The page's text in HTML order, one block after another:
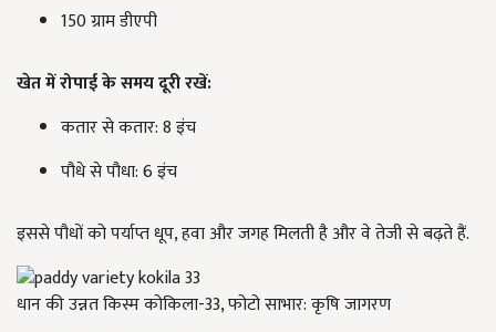
150 ग्राम डीएपी
खेत में रोपाई के समय दूरी रखें:
कतार से कतार: 8 इंच
पौधे से पौधा: 6 इंच
इससे पौधों को पर्याप्त धूप, हवा और जगह मिलती है और वे तेजी से बढ़ते हैं.
धान की उन्नत किस्म कोकिला-33, फोटो साभार: कृषि जागरण